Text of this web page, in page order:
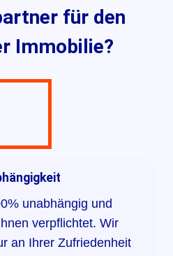
für den
Immobilie?
unabhängig und
verpflichtet. Wir
an Ihrer Zufriedenheit